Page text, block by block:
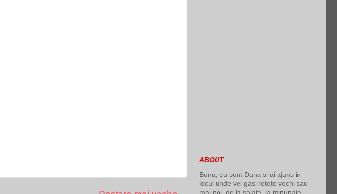
ABOUT
Buna, eu sunt Dana si ai ajuns in
locul unde vei gasi retete vechi sau
mai noi, de la salate, la minunate